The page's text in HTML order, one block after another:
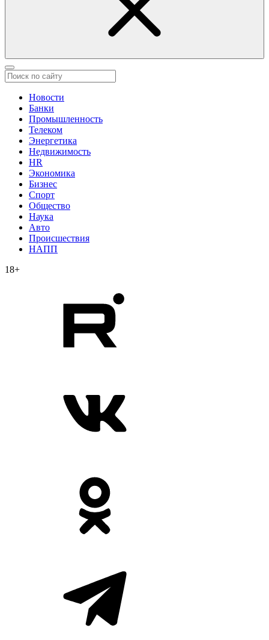
Новости
Банки
Промышленность
Телеком
Энергетика
Недвижимость
HR
Экономика
Бизнес
Спорт
Общество
Наука
Авто
Происшествия
НАПП
18+